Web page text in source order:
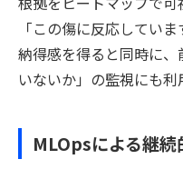
「この傷に反応してい
納得感を得ると同時に
いないか」の監視にも利
MLOpsによる継続